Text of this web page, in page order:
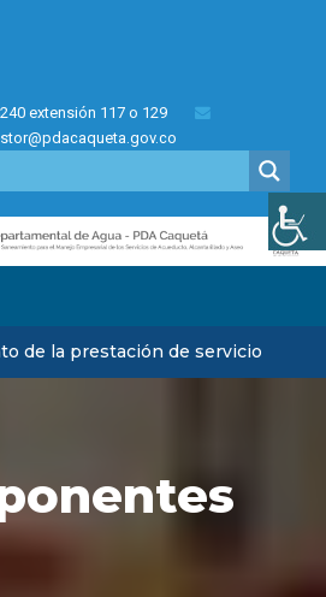
extensión 117 o 129
de la prestación de servicio